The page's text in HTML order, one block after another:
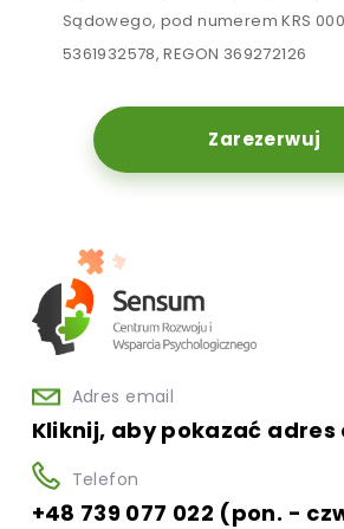
Sądowego, pod numerem KRS
5361932578, REGON 369272126
Zarezerwuj
Adres email
Kliknij, aby pokazać adres
Telefon
+48 739 077 022 (pon. -